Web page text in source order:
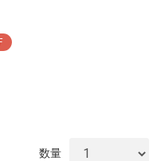
数量